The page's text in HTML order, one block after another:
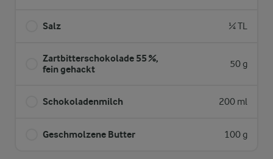
Salz ¼ TL
Zartbitterschokolade 55 %,
fein gehackt
50 g
Schokoladenmilch 200 ml
Geschmolzene Butter 100 g